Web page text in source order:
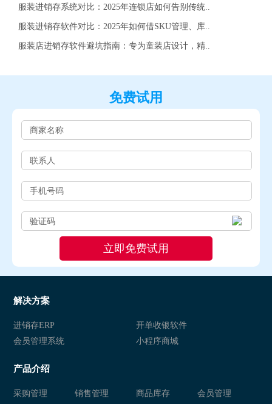
服装进销存系统对比：2025年连锁店如何告别传统..
服装进销存软件对比：2025年如何借SKU管理、库..
服装店进销存软件避坑指南：专为童装店设计，精..
免费试用
解决方案
进销存ERP
开单收银软件
会员管理系统
小程序商城
产品介绍
采购管理 销售管理 商品库存 会员管理